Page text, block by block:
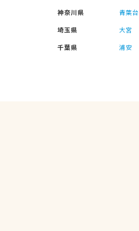
神奈川県
青葉台
埼玉県
大宮
千葉県
浦安